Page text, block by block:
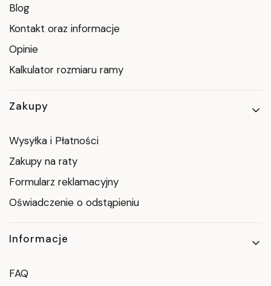
Blog
Kontakt oraz informacje
Opinie
Kalkulator rozmiaru ramy
Zakupy
Wysyłka i Płatności
Zakupy na raty
Formularz reklamacyjny
Oświadczenie o odstąpieniu
Informacje
FAQ